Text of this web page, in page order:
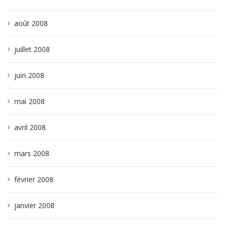
août 2008
juillet 2008
juin 2008
mai 2008
avril 2008
mars 2008
février 2008
janvier 2008